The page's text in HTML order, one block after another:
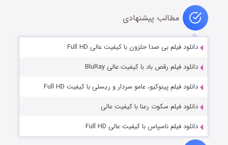
مطالب پیشنهادی
دانلود فیلم بی صدا حلزون با کیفیت عالی Full HD
دانلود فیلم رقص باد با کیفیت عالی BluRay
دانلود فیلم پینوکیو، عامو سردار و ریسلی با کیفیت Full HD
دانلود فیلم سکوت رعنا با کیفیت عالی
دانلود فیلم ناسپاس با کیفیت عالی Full HD